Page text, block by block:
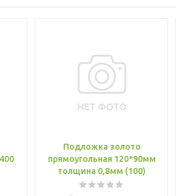
Подложка золото
прямоугольная 120*90мм
толщина 0,8мм (100)